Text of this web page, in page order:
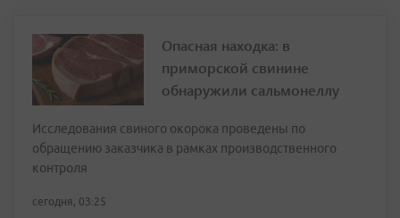
Опасная находка: в
приморской свинине
обнаружили сальмонеллу
Исследования свиного окорока проведены по
обращению заказчика в рамках производственного
контроля
сегодня, 03:25